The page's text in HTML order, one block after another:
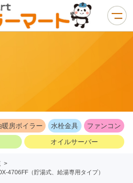
暖房ボイラー 水栓金具 ファンコン
オイルサーバー
>
（貯湯式、給湯専用タイプ）